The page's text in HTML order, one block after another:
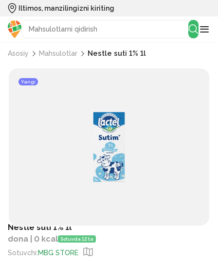
Iltimos, manzilingizni kiriting
Asosiy Mahsulotlar Nestle suti 1% 1l
Yangi
Nestle suti 1% 1l
dona | 0 kcal Sotuvda 12 ta
Sotuvchi:MBG STORE